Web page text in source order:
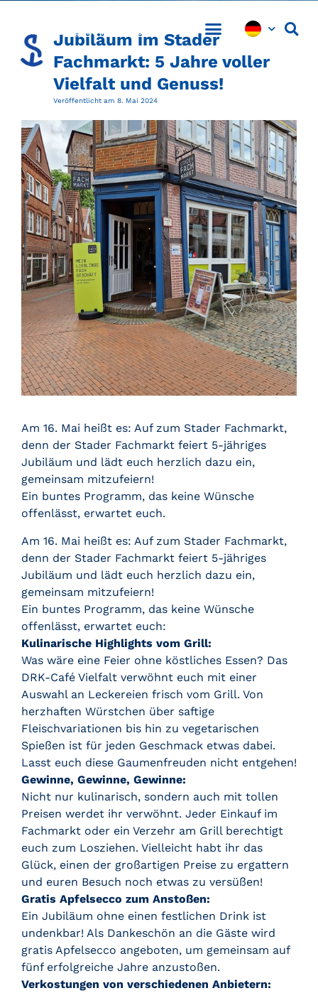
Jubiläum im Stader
Fachmarkt: 5 Jahre voller
Vielfalt und Genuss!
Veröffentlicht am 8. Mai 2024
Am 16. Mai heißt es: Auf zum Stader Fachmarkt,
denn der Stader Fachmarkt feiert 5-jähriges
Jubiläum und lädt euch herzlich dazu ein,
gemeinsam mitzufeiern!
Ein buntes Programm, das keine Wünsche
offenlässt, erwartet euch.
Am 16. Mai heißt es: Auf zum Stader Fachmarkt,
denn der Stader Fachmarkt feiert 5-jähriges
Jubiläum und lädt euch herzlich dazu ein,
gemeinsam mitzufeiern!
Ein buntes Programm, das keine Wünsche
offenlässt, erwartet euch:
Kulinarische Highlights vom Grill:
Was wäre eine Feier ohne köstliches Essen? Das
DRK-Café Vielfalt verwöhnt euch mit einer
Auswahl an Leckereien frisch vom Grill. Von
herzhaften Würstchen über saftige
Fleischvariationen bis hin zu vegetarischen
Spießen ist für jeden Geschmack etwas dabei.
Lasst euch diese Gaumenfreuden nicht entgehen!
Gewinne, Gewinne, Gewinne:
Nicht nur kulinarisch, sondern auch mit tollen
Preisen werdet ihr verwöhnt. Jeder Einkauf im
Fachmarkt oder ein Verzehr am Grill berechtigt
euch zum Losziehen. Vielleicht habt ihr das
Glück, einen der großartigen Preise zu ergattern
und euren Besuch noch etwas zu versüßen!
Gratis Apfelsecco zum Anstoßen:
Ein Jubiläum ohne einen festlichen Drink ist
undenkbar! Als Dankeschön an die Gäste wird
gratis Apfelsecco angeboten, um gemeinsam auf
fünf erfolgreiche Jahre anzustoßen.
Verkostungen von verschiedenen Anbietern: